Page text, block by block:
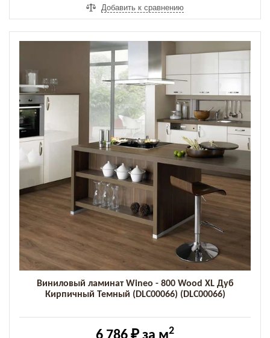
Добавить к сравнению
Виниловый ламинат Wineo - 800 Wood XL Дуб
Кирпичный Темный (DLC00066) (DLC00066)
2